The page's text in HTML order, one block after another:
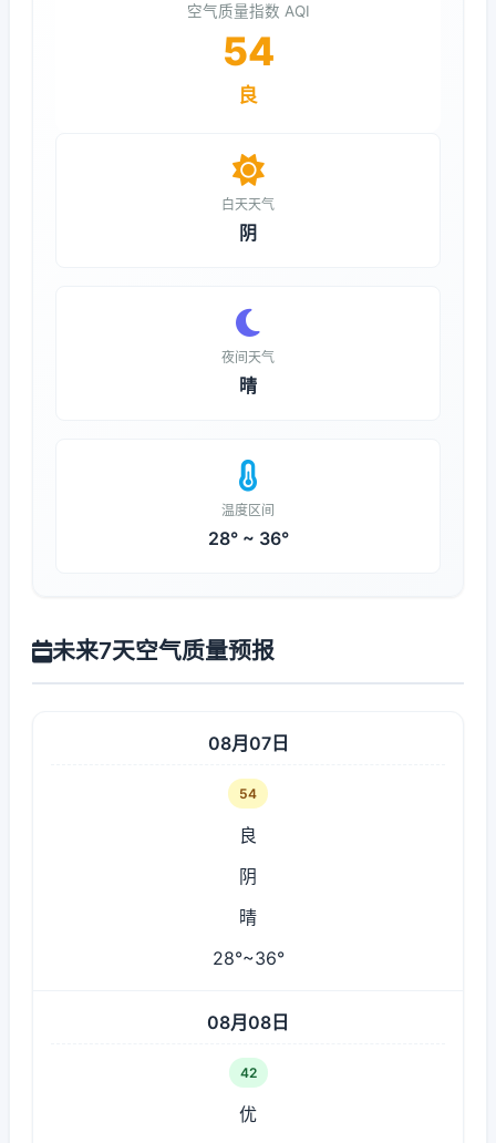
空气质量指数 AQI
54
良
白天天气
阴
夜间天气
晴
温度区间
28° ~ 36°
未来7天空气质量预报
08月07日
54
良
阴
晴
28°~36°
08月08日
42
优